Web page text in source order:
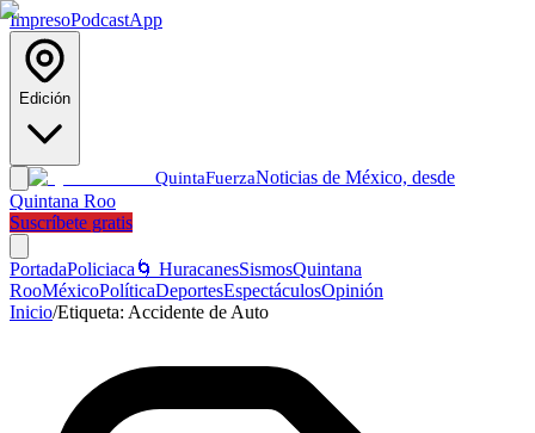
ImpresoPodcastApp
Edición
QuintaFuerzaNoticias de México, desde
Quintana Roo
Suscríbete gratis
PortadaPoliciaca 🌀 HuracanesSismosQuintana
RooMéxicoPolíticaDeportesEspectáculosOpinión
Inicio/Etiqueta: Accidente de Auto